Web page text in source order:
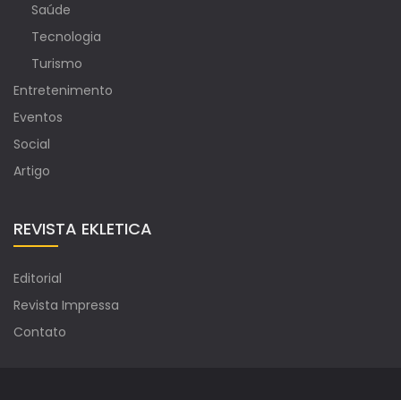
Saúde
Tecnologia
Turismo
Entretenimento
Eventos
Social
Artigo
REVISTA EKLETICA
Editorial
Revista Impressa
Contato